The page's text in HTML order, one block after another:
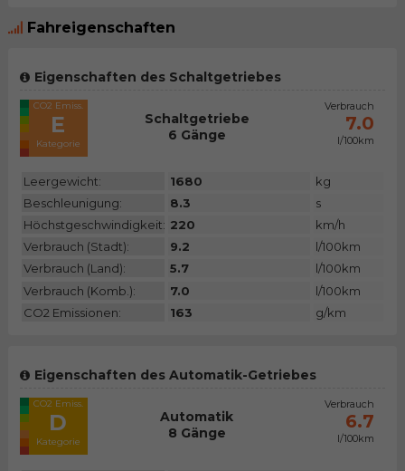
Fahreigenschaften
Eigenschaften des Schaltgetriebes
CO2 Emiss.
E
Kategorie
Schaltgetriebe
6 Gänge
Verbrauch
7.0
l/100km
Leergewicht: 1680
kg
Beschleunigung:
8.3
s
Höchstgeschwindigkeit: 220
km/h
Verbrauch (Stadt):
9.2
l/100km
Verbrauch (Land):
5.7
l/100km
Verbrauch (Komb.):
7.0
l/100km
CO2 Emissionen:
163 g/km
Eigenschaften des Automatik-Getriebes
CO2 Emiss.
D
Kategorie
Automatik
8 Gänge
Verbrauch
6.7
l/100km